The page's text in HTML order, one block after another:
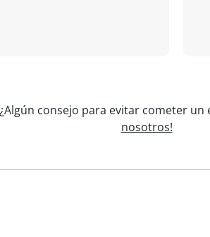
consejo para evitar cometer
nosotros!